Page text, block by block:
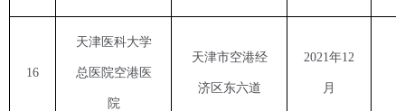
16
天津医科大学
总医院空港医
院
天津市空港经
济区东六道
2021 年12
月